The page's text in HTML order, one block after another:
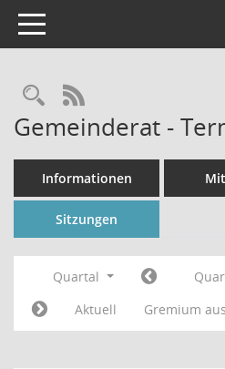
Toggle navigation
Rechercheauswahl
RSS-Feed
Gemeinderat -
Informationen
Sitzungen
Quartal
Aktuell
Gremium